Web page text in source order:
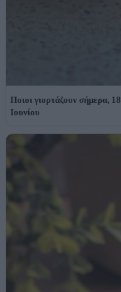
Ποιοι γιορτάζουν σήμερα, 18
Ιουνίου